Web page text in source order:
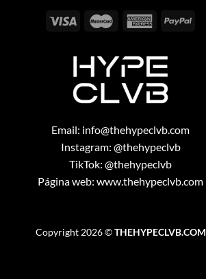
Email: info@thehypeclvb.com
Instagram: @thehypeclvb
TikTok: @thehypeclvb
Página web: www.thehypeclvb.com
Copyright 2026 ©THEHYPECLVB.COM